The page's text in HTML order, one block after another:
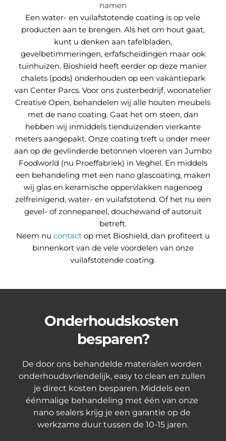
namen
Een water- en vuilafstotende coating is op vele
producten aan te brengen. Als het om hout gaat,
kunt u denken aan tafelbladen,
gevelbetimmeringen, erfafscheidingen maar ook
tuinhuizen. Bioshield heeft eerder op deze manier
chalets (pods) onderhouden op een vakantiepark
van Center Parcs. Voor ons zusterbedrijf, woonatelier
Creative Open, behandelen wij alle houten meubels
met de nano coating. Gaat het om steen, dan
hebben wij inmiddels tienduizenden vierkante
meters aangepakt. Onze coating treft u onder meer
aan op de gevlinderde betonnen vloeren van Jumbo
Foodworld (nu Proeffabriek) in Veghel. En middels
een behandeling met een nano glascoating, maken
wij glas en keramische oppervlakken nagenoeg
zelfreinigend, water- en vuilafstotend. Of het nu een
gevel- of zonnepaneel, douchewand of autoruit
betreft.
Neem nu contactop met Bioshield, dan profiteert u
binnenkort van de vele voordelen van onze
vuilafstotende coating.
Onderhoudskosten
besparen?
De door ons behandelde materialen worden
onderhoudsvriendelijk, easy to clean en zullen
je direct kosten besparen. Middels een
éénmalige behandeling met één van onze
nano sealers krijg je een garantie op de
werkzame duur tussen de 10-15 jaren.